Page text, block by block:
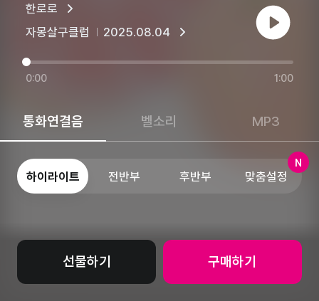
한로로
자몽살구클럽
2025.08.04 재생
0:00 1:00
통화연결음 벨소리 MP3
하이라이트 전반부 후반부 맞춤설정
N
선물하기 구매하기